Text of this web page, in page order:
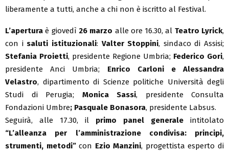
liberamente a tutti, anche a chi non è iscritto al Festival.
L’aperturaè giovedì26 marzo alle ore 16.30, al Teatro Lyrick,
con isaluti istituzionali: Valter Stoppini, sindaco di Assisi;
Stefania Proietti, presidente Regione Umbria; Federico Gori,
presidente Anci Umbria; Enrico Carloni e Alessandra
Velastro, dipartimento di Scienze politiche Università degli
Studi di Perugia; Monica Sassi, presidente Consulta
Fondazioni Umbre; Pasquale Bonasora, presidente Labsus.
Seguirà, alle 17.30, il primo panel generale intitolato
“L’alleanza per l’amministrazione condivisa: principi,
strumenti, metodi”con Ezio Manzini, progettista esperto di